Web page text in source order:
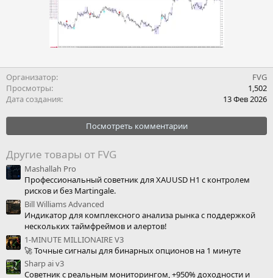
Организатор
FVG
Просмотры
1,502
Дата создания
13 Фев 2026
Посмотреть комментарии
Другие товары от FVG
Mashallah Pro
Профессиональный советник для XAUUSD H1 с контролем
рисков и без Martingale.
Bill Williams Advanced
Индикатор для комплексного анализа рынка с поддержкой
нескольких таймфреймов и алертов!
1-MINUTE MILLIONAIRE V3
🚀 Точные сигналы для бинарных опционов на 1 минуте
Sharp ai v3
Советник с реальным мониторингом, +950% доходности и